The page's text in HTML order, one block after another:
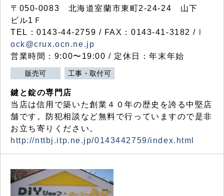
〒050-0083 北海道室蘭市東町2-24-24 山下
ビル1Ｆ
TEL：0143-44-2759 / FAX：0143-41-3182 /
ock@crux.ocn.ne.jp
営業時間：9:00〜19:00 / 定休日：年末年始
販売可 工事・取付可
鍵と錠の専門店
当店は信用で築いた創業４０年の歴史を誇る中堅店
舗です。防犯相談など無料で行っていますので是非
お立ち寄りください。
http://nttbj.itp.ne.jp/0143442759/index.html